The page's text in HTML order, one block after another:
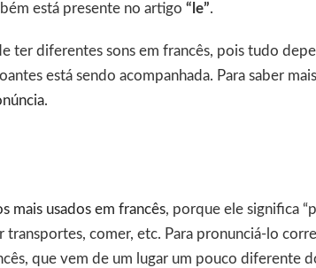
está presente no artigo “le”.
ter diferentes sons em francês, pois tudo
está sendo acompanhada. Para saber
.
mais usados em francês, porque ele significa
transportes, comer, etc. Para pronunciá-lo
que vem de um lugar um pouco diferente